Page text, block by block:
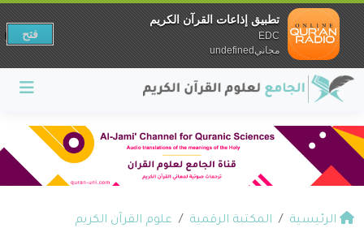
الرئيسية المكتبة الرقمية
علوم القرآن الكريم
تطبيق إذاعات القرآن الكريم
EDC
مجانيundefined
فتح